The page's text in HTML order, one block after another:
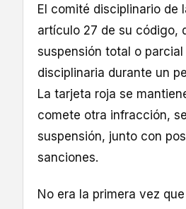
El comité disciplinario de
artículo 27 de su código,
suspensión total o
disciplinaria durante un
La tarjeta roja se
comete otra infracción,
suspensión, junto con
sanciones.
No era la primera vez